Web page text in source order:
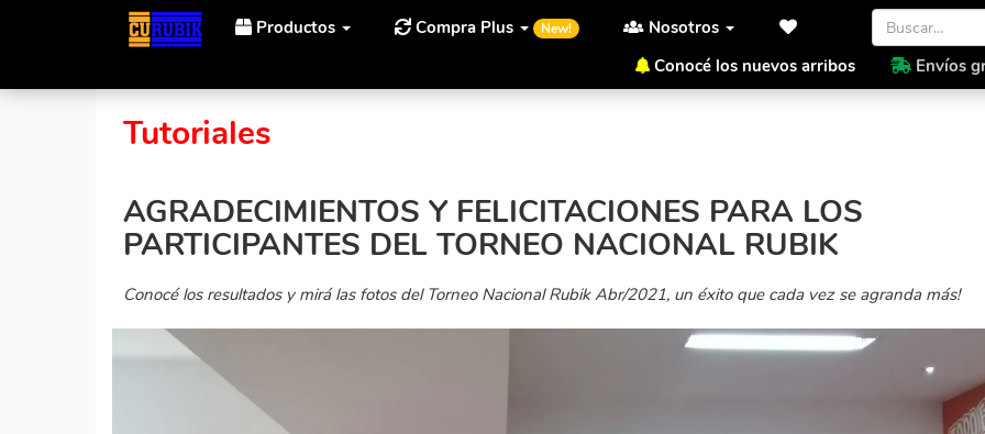
Productos Compra Plus New!
Nosotros
Conocé los nuevos arribos
Envíos
Agradecimientos y felicitaciones para los participantes del Torneo Nacional Rubik
Tutoriales
AGRADECIMIENTOS Y FELICITACIONES PARA LOS
PARTICIPANTES DEL TORNEO NACIONAL RUBIK
Conocé los resultados y mirá las fotos del Torneo Nacional Rubik Abr/2021, un éxito que cada vez se agranda más!